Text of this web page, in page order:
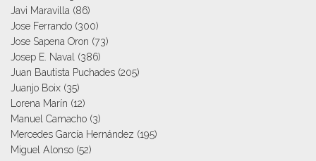
Javi Maravilla (86)
Jose Ferrando (300)
Jose Sapena Oron (73)
Josep E. Naval
(386)
Juan Bautista Puchades (205)
Juanjo Boix (35)
Lorena Marín (12)
Manuel Camacho (3)
Mercedes García Hernández (195)
Miguel Alonso (52)